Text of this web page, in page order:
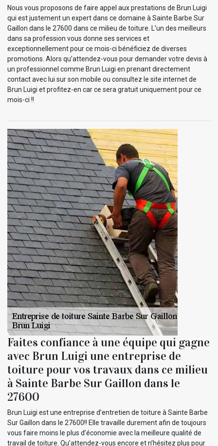
Nous vous proposons de faire appel aux prestations de Brun Luigi
qui est justement un expert dans ce domaine à Sainte Barbe Sur
Gaillon dans le 27600 dans ce milieu de toiture. L’un des meilleurs
dans sa profession vous donne ses services et
exceptionnellement pour ce mois-ci bénéficiez de diverses
promotions. Alors qu’attendez-vous pour demander votre devis à
un professionnel comme Brun Luigi en prenant directement
contact avec lui sur son mobile ou consultez le site internet de
Brun Luigi et profitez-en car ce sera gratuit uniquement pour ce
mois-ci !!
Faites confiance à une équipe qui gagne
avec Brun Luigi une entreprise de
toiture pour vos travaux dans ce milieu
à Sainte Barbe Sur Gaillon dans le
27600
Brun Luigi est une entreprise d’entretien de toiture à Sainte Barbe
Sur Gaillon dans le 27600!! Elle travaille durement afin de toujours
vous faire moins le plus d’économie avec la meilleure qualité de
travail de toiture. Qu’attendez-vous encore et n’hésitez plus pour